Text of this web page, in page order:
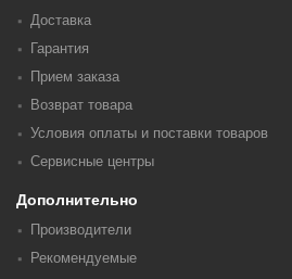
Доставка
Гарантия
Прием заказа
Возврат товара
Условия оплаты и поставки товаров
Сервисные центры
Дополнительно
Производители
Рекомендуемые